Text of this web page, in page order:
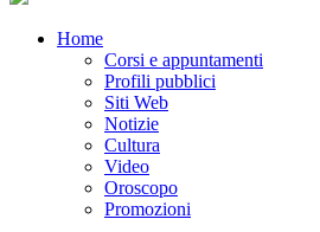
Home
Corsi e appuntamenti
Profili pubblici
Siti Web
Notizie
Cultura
Video
Oroscopo
Promozioni